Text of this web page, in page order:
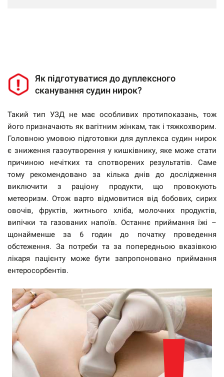
Як підготуватися до дуплексного
сканування судин нирок?
Такий тип УЗД не має особливих протипоказань, тож
його призначають як вагітним жінкам, так і тяжкохворим.
Головною умовою підготовки для дуплекса судин нирок
є зниження газоутворення у кишківнику, яке може стати
причиною нечітких та спотворених результатів. Саме
тому рекомендовано за кілька днів до дослідження
виключити з раціону продукти, що провокують
метеоризм. Отож варто відмовитися від бобових, сирих
овочів, фруктів, житнього хліба, молочних продуктів,
випічки та газованих напоїв. Останнє приймання їжі –
щонайменше за 6 годин до початку проведення
обстеження. За потреби та за попередньою вказівкою
лікаря пацієнту може бути запропоновано приймання
ентеросорбентів.